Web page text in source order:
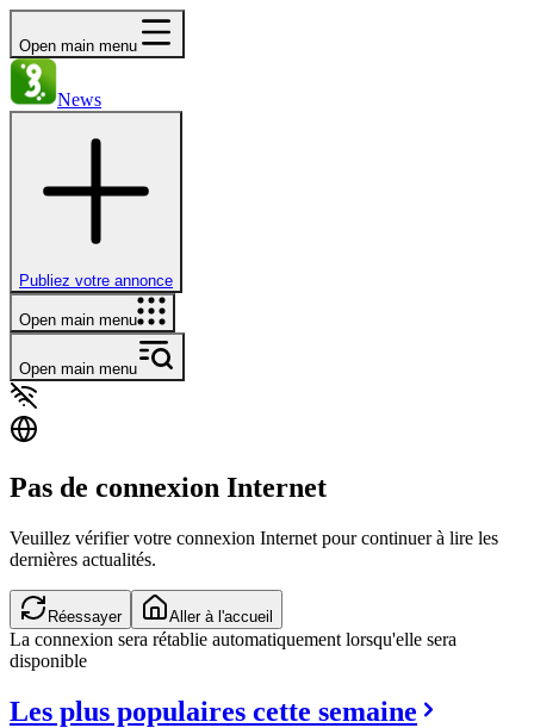
Open main menu
News
Publiez votre annonce
Open main menu
Open main menu
Pas de connexion Internet
Veuillez vérifier votre connexion Internet pour continuer à lire les
dernières actualités.
Réessayer Aller à l'accueil
La connexion sera rétablie automatiquement lorsqu'elle sera
disponible
Les plus populaires cette semaine